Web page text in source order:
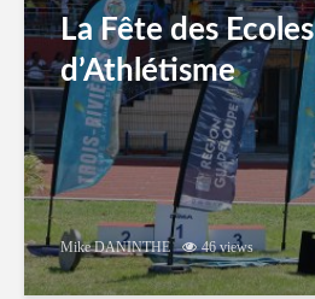
La Fête des Ecoles
d’Athlétisme
Mike DANINTHE 46 views